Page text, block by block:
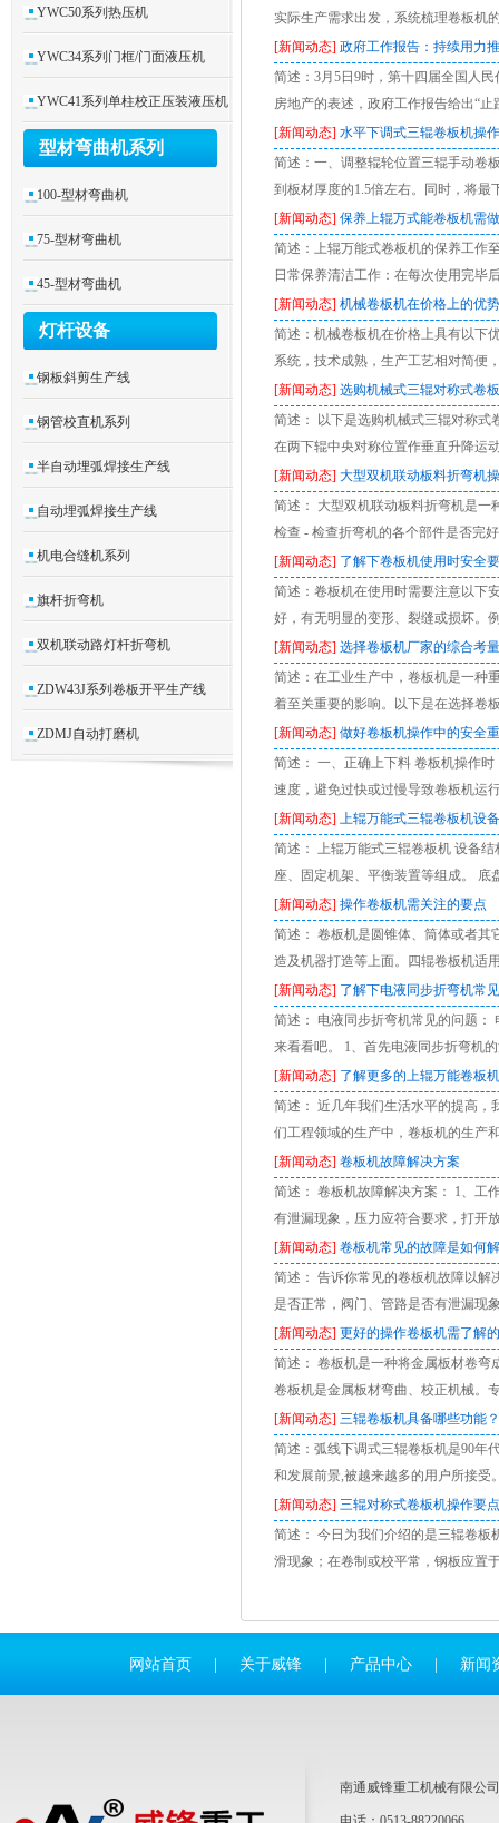
YWC50系列热压机
YWC34系列门框/门面液压机
YWC41系列单柱校正压装液压机
型材弯曲机系列
100-型材弯曲机
75-型材弯曲机
45-型材弯曲机
灯杆设备
钢板斜剪生产线
钢管校直机系列
半自动埋弧焊接生产线
自动埋弧焊接生产线
机电合缝机系列
旗杆折弯机
双机联动路灯杆折弯机
ZDW43J系列卷板开平生产线
ZDMJ自动打磨机
实际生产需求出发，系统梳理卷板机
[新闻动态] 政府工作报告：持续用力
简述：3月5日9时，第十四届全国人
房地产的表述，政府工作报告给出“
[新闻动态] 水平下调式三辊卷板机操
简述：一、调整辊轮位置三辊手动卷
到板材厚度的1.5倍左右。同时，将
[新闻动态] 保养上辊万式能卷板机需
简述：上辊万能式卷板机的保养工作
日常保养清洁工作：在每次使用完毕
[新闻动态] 机械卷板机在价格上的优势
简述：机械卷板机在价格上具有以下
系统，技术成熟，生产工艺相对简便
[新闻动态] 选购机械式三辊对称式卷
简述： 以下是选购机械式三辊对称式
在两下辊中央对称位置作垂直升降运
[新闻动态] 大型双机联动板料折弯机
简述： 大型双机联动板料折弯机是
检查 - 检查折弯机的各个部件是否完
[新闻动态] 了解下卷板机使用时安全
简述：卷板机在使用时需要注意以下
好，有无明显的变形、裂缝或损坏。
[新闻动态] 选择卷板机厂家的综合考
简述：在工业生产中，卷板机是一种
着至关重要的影响。以下是在选择卷
[新闻动态] 做好卷板机操作中的安全
简述： 一、正确上下料 卷板机操作
速度，避免过快或过慢导致卷板机运
[新闻动态] 上辊万能式三辊卷板机设
简述： 上辊万能式三辊卷板机 设备
座、固定机架、平衡装置等组成。
[新闻动态] 操作卷板机需关注的要点
简述： 卷板机是圆锥体、筒体或者其
造及机器打造等上面。四辊卷板机适
[新闻动态] 了解下电液同步折弯机常
简述： 电液同步折弯机常见的问题：
来看看吧。 1、首先电液同步折弯机
[新闻动态] 了解更多的上辊万能卷板
简述： 近几年我们生活水平的提高，
们工程领域的生产中，卷板机的生产
[新闻动态] 卷板机故障解决方案
简述： 卷板机故障解决方案： 1、工
有泄漏现象，压力应符合要求，打开
[新闻动态] 卷板机常见的故障是如何
简述： 告诉你常见的卷板机故障以解
是否正常，阀门、管路是否有泄漏现
[新闻动态] 更好的操作卷板机需了解
简述： 卷板机是一种将金属板材卷弯
卷板机是金属板材弯曲、校正机械。
[新闻动态] 三辊卷板机具备哪些功能？
简述：弧线下调式三辊卷板机是90年
和发展前景,被越来越多的用户所接受
[新闻动态] 三辊对称式卷板机操作要
简述： 今日为我们介绍的是三辊卷板
滑现象；在卷制或校平常，钢板应置
网站首页 关于威锋 产品中心 新闻
南通威锋重工机械有限公